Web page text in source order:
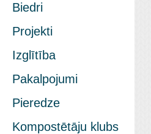
Biedri
Projekti
Izglītība
Pakalpojumi
Pieredze
Kompostētāju klubs